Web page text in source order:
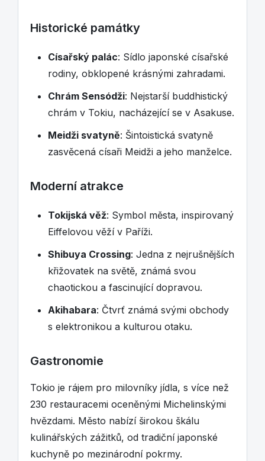
Historické památky
Císařský palác: Sídlo japonské císařské
rodiny, obklopené krásnými zahradami.
Chrám Sensódži: Nejstarší buddhistický
chrám v Tokiu, nacházející se v Asakuse.
Meidži svatyně: Šintoistická svatyně
zasvěcená císaři Meidži a jeho manželce.
Moderní atrakce
Tokijská věž: Symbol města, inspirovaný
Eiffelovou věží v Paříži.
Shibuya Crossing: Jedna z nejrušnějších
křižovatek na světě, známá svou
chaotickou a fascinující dopravou.
Akihabara: Čtvrť známá svými obchody
s elektronikou a kulturou otaku.
Gastronomie
Tokio je rájem pro milovníky jídla, s více než
230 restauracemi oceněnými Michelinskými
hvězdami. Město nabízí širokou škálu
kulinářských zážitků, od tradiční japonské
kuchyně po mezinárodní pokrmy.